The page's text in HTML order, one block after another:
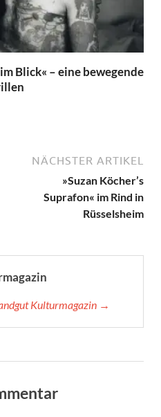
Blick« – eine bewegende
NÄCHSTER ARTIKEL
»Suzan Köcher’s
Suprafon« im Rind in
Rüsselsheim
Kulturmagazin →